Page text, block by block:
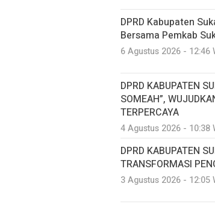
DPRD Kabupaten
Bersama Pemkab
6 Agustus 2026 - 12:46
DPRD KABUPATEN
SOMEAH”,
TERPERCAYA
4 Agustus 2026 - 10:38
DPRD KABUPATEN
TRANSFORMASI
3 Agustus 2026 - 12:05